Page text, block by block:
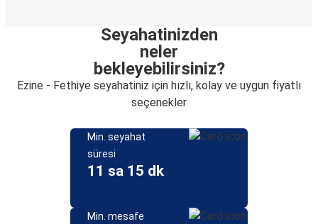
Seyahatinizden
neler
bekleyebilirsiniz?
Ezine - Fethiye seyahatiniz için hızlı, kolay ve uygun fiyatlı
seçenekler
Min. seyahat
süresi
11 sa 15 dk
Min. mesafe